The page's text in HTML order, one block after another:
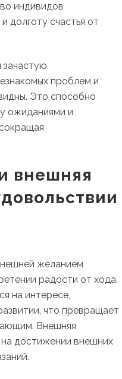
индивидов
долготу счастья от
проблем и
Это способно
ожиданиями и
внешняя
желанием
радости от хода.
на интересе,
что превращает
Внешняя
достижении внешних